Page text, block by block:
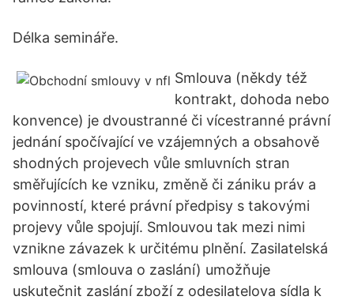
Délka semináře.
Smlouva (někdy též
kontrakt, dohoda nebo
konvence) je dvoustranné či vícestranné právní
jednání spočívající ve vzájemných a obsahově
shodných projevech vůle smluvních stran
směřujících ke vzniku, změně či zániku práv a
povinností, které právní předpisy s takovými
projevy vůle spojují. Smlouvou tak mezi nimi
vznikne závazek k určitému plnění. Zasilatelská
smlouva (smlouva o zaslání) umožňuje
uskutečnit zaslání zboží z odesilatelova sídla k